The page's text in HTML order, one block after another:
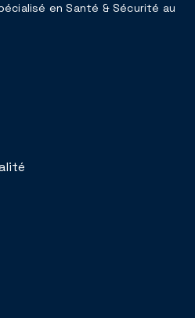
en Santé & Sécurité au